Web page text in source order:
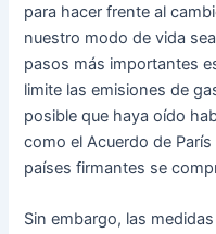
para hacer frente al
nuestro modo de vida
pasos más importantes
limite las emisiones de
posible que haya oído
como el Acuerdo de
países firmantes se
Sin embargo, las